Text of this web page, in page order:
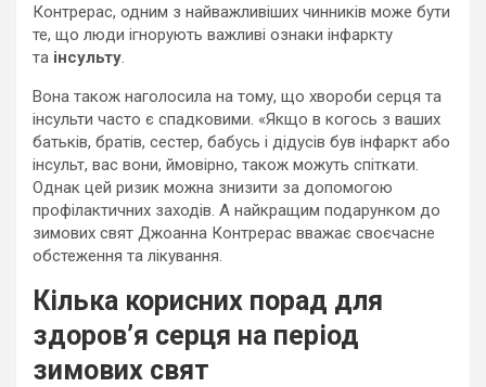
Контрерас, одним з найважливіших чинників може бути
те, що люди ігнорують важливі ознаки інфаркту
та інсульту.
Вона також наголосила на тому, що хвороби серця та
інсульти часто є спадковими. «Якщо в когось з ваших
батьків, братів, сестер, бабусь і дідусів був інфаркт або
інсульт, вас вони, ймовірно, також можуть спіткати.
Однак цей ризик можна знизити за допомогою
профілактичних заходів. А найкращим подарунком до
зимових свят Джоанна Контрерас вважає своєчасне
обстеження та лікування.
Кілька корисних порад для
здоров’я серця на період
зимових свят